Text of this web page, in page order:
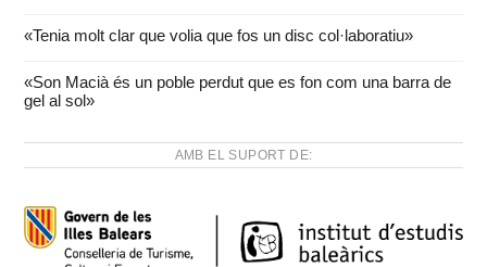
«Tenia molt clar que volia que fos un disc col·laboratiu»
«Son Macià és un poble perdut que es fon com una barra de
gel al sol»
AMB EL SUPORT DE: